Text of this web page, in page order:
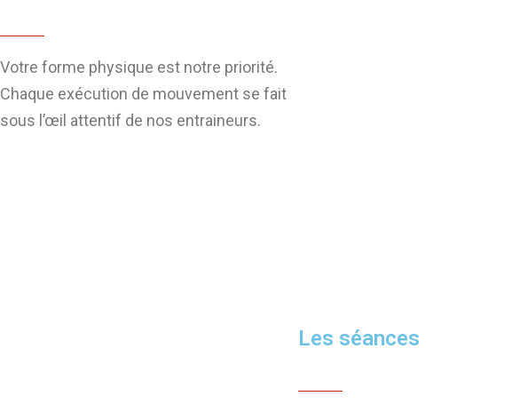
Votre forme physique est notre priorité.
Chaque exécution de mouvement se fait
sous l’œil attentif de nos entraineurs.
Les séances